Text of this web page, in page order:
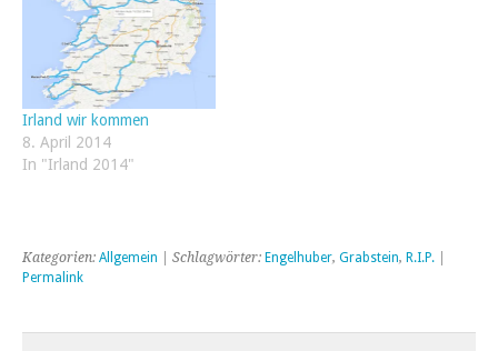
Irland wir kommen
8. April 2014
In "Irland 2014"
Kategorien: Allgemein | Schlagwörter: Engelhuber, Grabstein, R.I.P.
Permalink